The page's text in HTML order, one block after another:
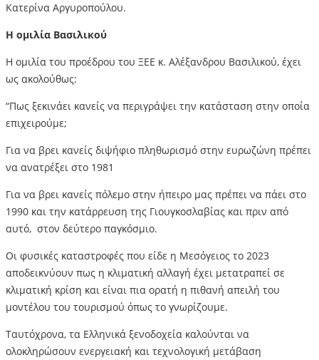
Κατερίνα Αργυροπούλου.
Η ομιλία Βασιλικού
Η ομιλία του προέδρου του ΞΕΕ κ. Αλέξανδρου Βασιλικού, έχει
ως ακολούθως:
“Πως ξεκινάει κανείς να περιγράψει την κατάσταση στην οποία
επιχειρούμε;
Για να βρει κανείς διψήφιο πληθωρισμό στην ευρωζώνη πρέπει
να ανατρέξει στο 1981
Για να βρει κανείς πόλεμο στην ήπειρο μας πρέπει να πάει στο
1990 και την κατάρρευση της Γιουγκοσλαβίας και πριν από
αυτό, στον δεύτερο παγκόσμιο.
Οι φυσικές καταστροφές που είδε η Μεσόγειος το 2023
αποδεικνύουν πως η κλιματική αλλαγή έχει μετατραπεί σε
κλιματική κρίση και είναι πια ορατή η πιθανή απειλή του
μοντέλου του τουρισμού όπως το γνωρίζουμε.
Ταυτόχρονα, τα Ελληνικά ξενοδοχεία καλούνται να
ολοκληρώσουν ενεργειακή και τεχνολογική μετάβαση